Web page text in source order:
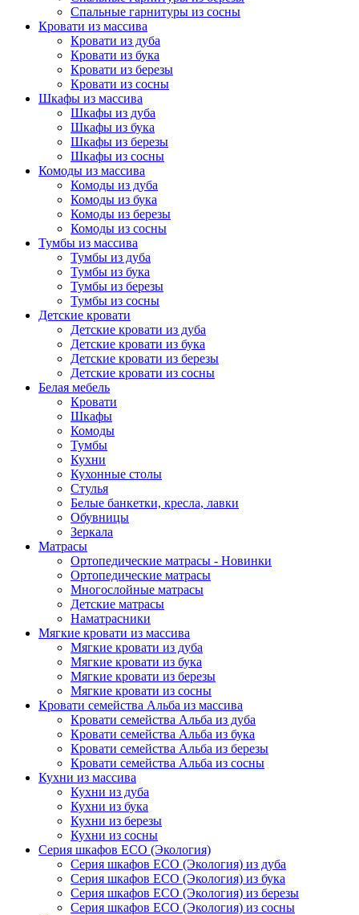
Спальные гарнитуры из сосны
Кровати из массива
Кровати из дуба
Кровати из бука
Кровати из березы
Кровати из сосны
Шкафы из массива
Шкафы из дуба
Шкафы из бука
Шкафы из березы
Шкафы из сосны
Комоды из массива
Комоды из дуба
Комоды из бука
Комоды из березы
Комоды из сосны
Тумбы из массива
Тумбы из дуба
Тумбы из бука
Тумбы из березы
Тумбы из сосны
Детские кровати
Детские кровати из дуба
Детские кровати из бука
Детские кровати из березы
Детские кровати из сосны
Белая мебель
Кровати
Шкафы
Комоды
Тумбы
Кухни
Кухонные столы
Стулья
Белые банкетки, кресла, лавки
Обувницы
Зеркала
Матрасы
Ортопедические матрасы - Новинки
Ортопедические матрасы
Многослойные матрасы
Детские матрасы
Наматрасники
Мягкие кровати из массива
Мягкие кровати из дуба
Мягкие кровати из бука
Мягкие кровати из березы
Мягкие кровати из сосны
Кровати семейства Альба из массива
Кровати семейства Альба из дуба
Кровати семейства Альба из бука
Кровати семейства Альба из березы
Кровати семейства Альба из сосны
Кухни из массива
Кухни из дуба
Кухни из бука
Кухни из березы
Кухни из сосны
Серия шкафов ECO (Экология)
Серия шкафов ECO (Экология) из дуба
Серия шкафов ECO (Экология) из бука
Серия шкафов ECO (Экология) из березы
Серия шкафов ECO (Экология) из сосны